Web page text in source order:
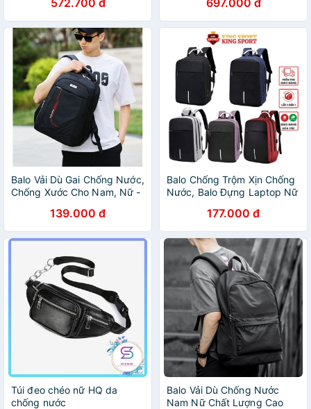
572.700 đ 697.000 đ
Balo Vải Dù Gai Chống Nước,
Chống Xước Cho Nam, Nữ -
139.000 đ
Balo Chống Trộm Xịn Chống
Nước, Balo Đựng Laptop Nữ
177.000 đ
Túi đeo chéo nữ HQ da
chống nước
Balo Vải Dù Chống Nước
Nam Nữ Chất Lượng Cao